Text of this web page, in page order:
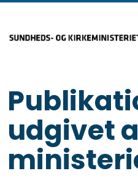
udgivet